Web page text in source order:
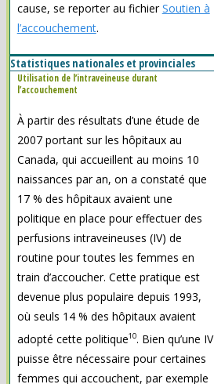
cause, se reporter au fichierSoutien à
l’accouchement.
Statistiques nationales et provinciales
Utilisation de l’intraveineuse durant
l’accouchement
À partir des résultats d’une étude de
2007 portant sur les hôpitaux au
Canada, qui accueillent au moins 10
naissances par an, on a constaté que
17 % des hôpitaux avaient une
politique en place pour effectuer des
perfusions intraveineuses (IV) de
routine pour toutes les femmes en
train d’accoucher. Cette pratique est
devenue plus populaire depuis 1993,
où seuls 14 % des hôpitaux avaient
adopté cette politique10. Bien qu’une IV
puisse être nécessaire pour certaines
femmes qui accouchent, par exemple